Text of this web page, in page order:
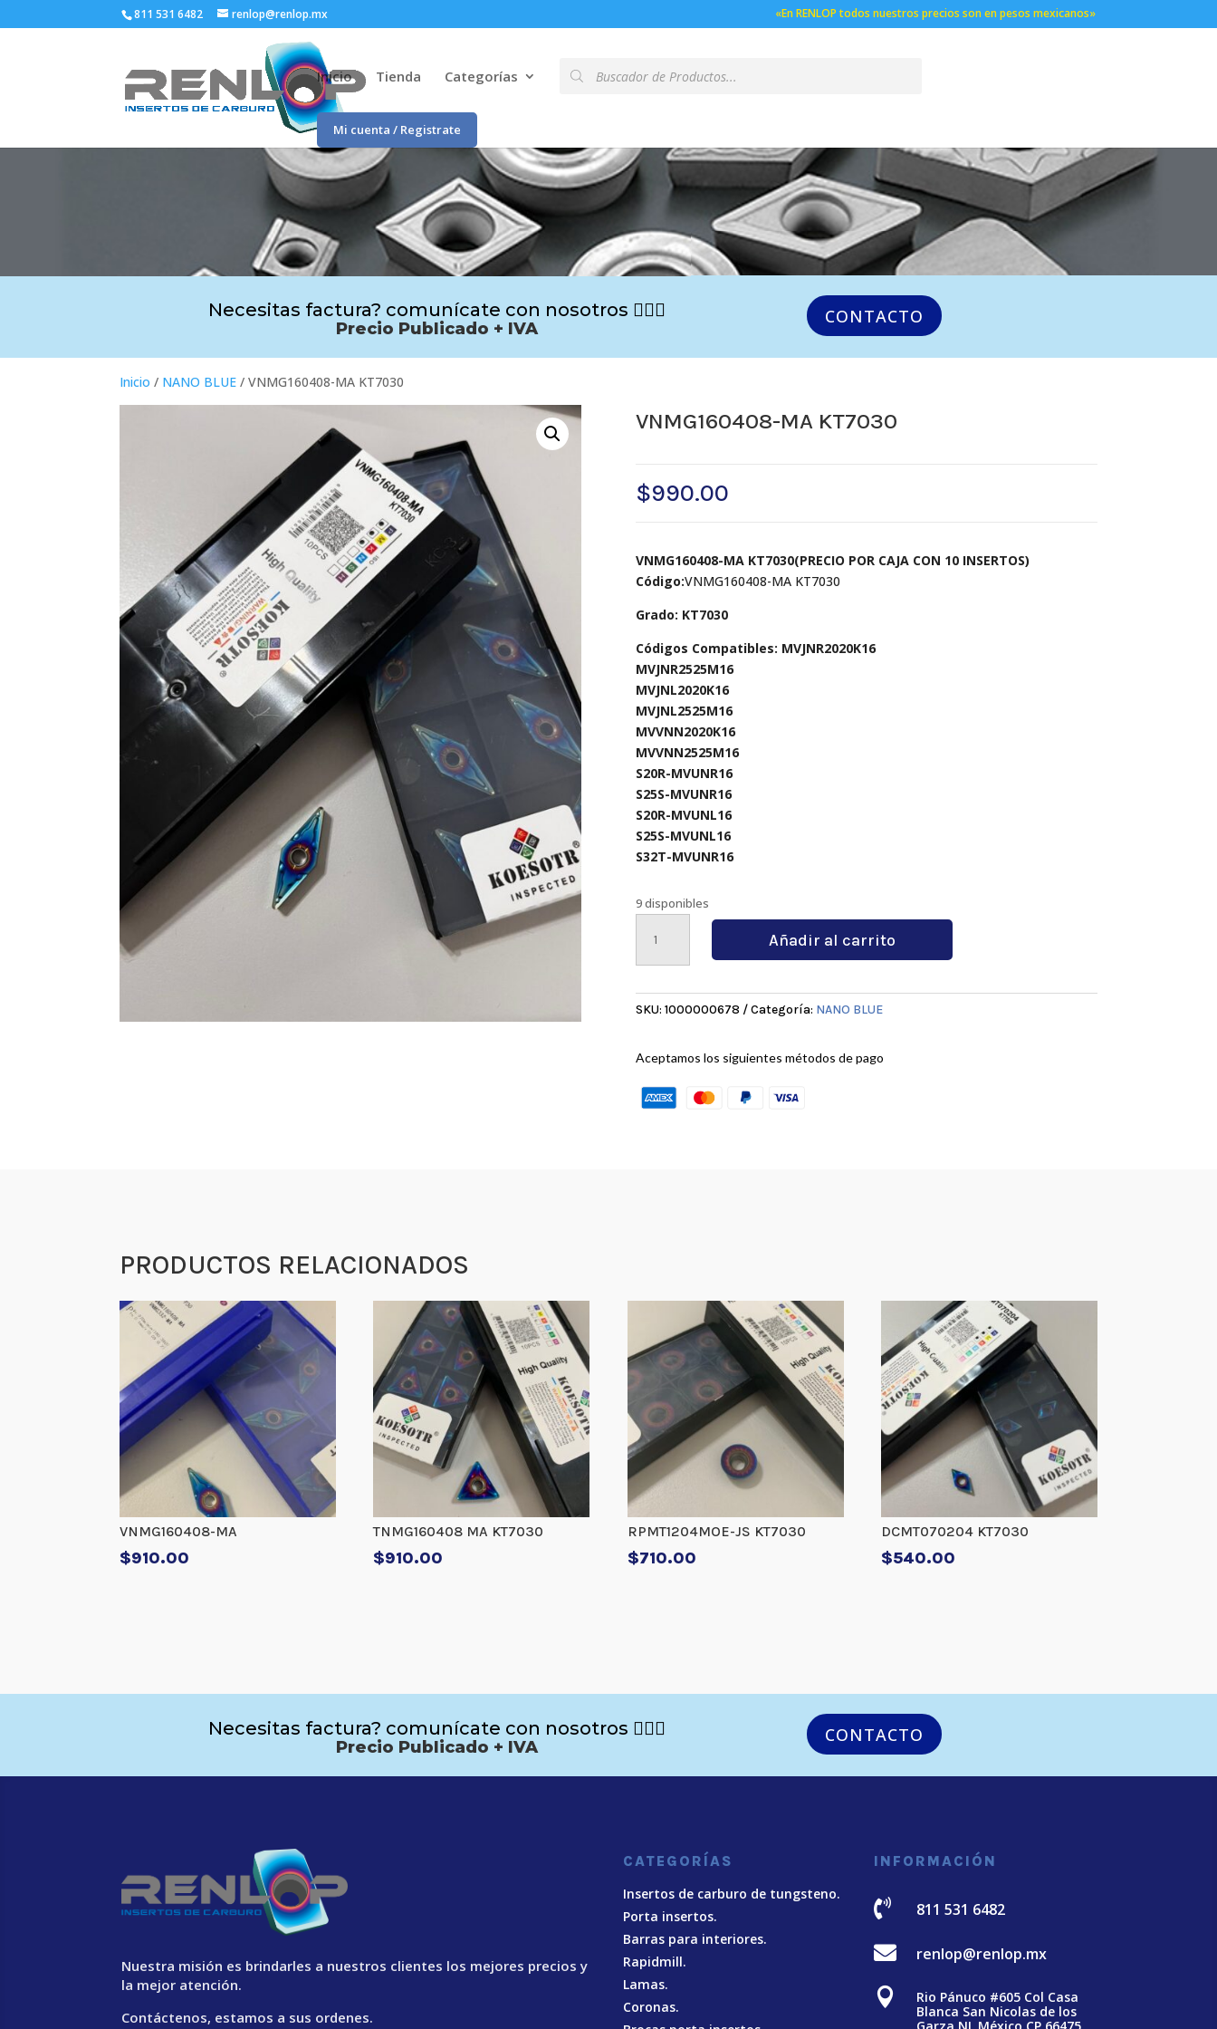
811 531 6482 renlop@renlop.mx «En RENLOP todos nuestros precios son en pesos mexicanos»
Inicio Tienda Categorías de
productos
Mi cuenta / Registrate
Necesitas factura? comunícate con nosotros 🙋🏻‍♂️
Precio Publicado + IVA
CONTACTO
Inicio / NANO BLUE / VNMG160408-MA KT7030
VNMG160408-MA KT7030
$990.00
VNMG160408-MA KT7030(PRECIO POR CAJA CON 10 INSERTOS)
Código:VNMG160408-MA KT7030
Grado: KT7030
Códigos Compatibles: MVJNR2020K16
MVJNR2525M16
MVJNL2020K16
MVJNL2525M16
MVVNN2020K16
MVVNN2525M16
S20R-MVUNR16
S25S-MVUNR16
S20R-MVUNL16
S25S-MVUNL16
S32T-MVUNR16
9 disponibles
VNMG160408-
KT7030
Añadir al carrito
SKU: 1000000678 Categoría: NANO BLUE
Aceptamos los siguientes métodos de pago
PRODUCTOS RELACIONADOS
VNMG160408-MA
$910.00
TNMG160408 MA KT7030
$910.00
RPMT1204MOE-JS KT7030
$710.00
DCMT070204 KT7030
$540.00
Necesitas factura? comunícate con nosotros 🙋🏻‍♂️
Precio Publicado + IVA
CONTACTO
Nuestra misión es brindarles a nuestros clientes los mejores precios y
la mejor atención.
Contáctenos, estamos a sus ordenes.
CATEGORÍAS
Insertos de carburo de tungsteno.
Porta insertos.
Barras para interiores.
Rapidmill.
Lamas.
Coronas.
INFORMACIÓN
 811 531 6482
 renlop@renlop.mx

Rio Pánuco #605 Col Casa
Blanca San Nicolas de los